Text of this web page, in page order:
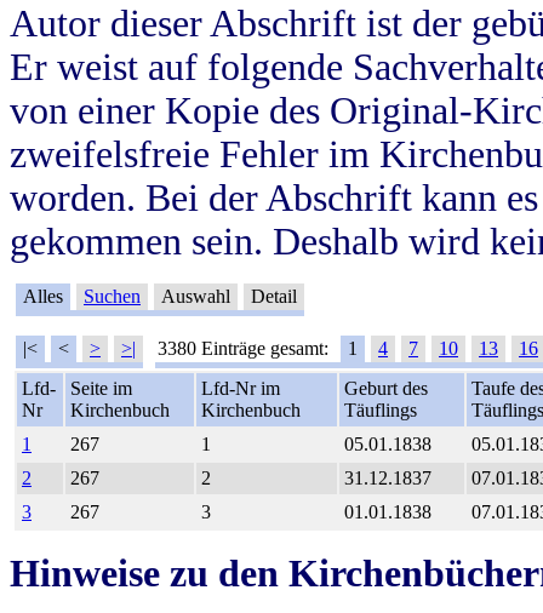
Autor dieser Abschrift ist der
Er weist auf folgende
von einer Kopie des Original-
zweifelsfreie Fehler im
worden. Bei der Abschrift kann
gekommen sein. Deshalb wird
Alles Suchen Auswahl Detail
|< < > >| 3380 Einträge gesamt: 1 4 7 10 13
16
Lfd-
Nr
Seite im
Kirchenbuch
Lfd-Nr im
Kirchenbuch
Geburt des
Täuflings
Taufe
Täuflings
1
267 1 05.01.1838
2
267 2 31.12.1837
3
267 3 01.01.1838
Hinweise zu den